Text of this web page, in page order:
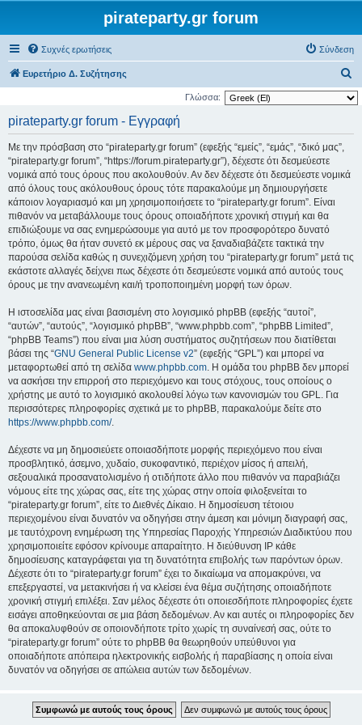
pirateparty.gr forum
Συχνές ερωτήσεις Σύνδεση
Ευρετήριο Δ. Συζήτησης
ν
Γλώσσα:
pirateparty.gr forum - Εγγραφή
Με την πρόσβαση στο “pirateparty.gr forum” (εφεξής “εμείς”, “εμάς”, “δικό μας”,
“pirateparty.gr forum”, “https://forum.pirateparty.gr”), δέχεστε ότι δεσμεύεστε
νομικά από τους όρους που ακολουθούν. Αν δεν δέχεστε ότι δεσμεύεστε νομικά
από όλους τους ακόλουθους όρους τότε παρακαλούμε μη δημιουργήσετε
κάποιον λογαριασμό και μη χρησιμοποιήσετε το “pirateparty.gr forum”. Είναι
πιθανόν να μεταβάλλουμε τους όρους οποιαδήποτε χρονική στιγμή και θα
επιδιώξουμε να σας ενημερώσουμε για αυτό με τον προσφορότερο δυνατό
τρόπο, όμως θα ήταν συνετό εκ μέρους σας να ξαναδιαβάζετε τακτικά την
παρούσα σελίδα καθώς η συνεχιζόμενη χρήση του “pirateparty.gr forum” μετά τις
εκάστοτε αλλαγές δείχνει πως δέχεστε ότι δεσμεύεστε νομικά από αυτούς τους
όρους με την ανανεωμένη και/ή τροποποιημένη μορφή των όρων.
Η ιστοσελίδα μας είναι βασισμένη στο λογισμικό phpBB (εφεξής “αυτοί”,
“αυτών”, “αυτούς”, “λογισμικό phpBB”, “www.phpbb.com”, “phpBB Limited”,
“phpBB Teams”) που είναι μια λύση συστήματος συζητήσεων που διατίθεται
βάσει της “GNU General Public License v2” (εφεξής “GPL”) και μπορεί να
μεταφορτωθεί από τη σελίδα www.phpbb.com. Η ομάδα του phpBB δεν μπορεί
να ασκήσει την επιρροή στο περιεχόμενο και τους στόχους, τους οποίους ο
χρήστης με αυτό το λογισμικό ακολουθεί λόγω των κανονισμών του GPL. Για
περισσότερες πληροφορίες σχετικά με το phpBB, παρακαλούμε δείτε στο
https://www.phpbb.com/.
Δέχεστε να μη δημοσιεύετε οποιασδήποτε μορφής περιεχόμενο που είναι
προσβλητικό, άσεμνο, χυδαίο, συκοφαντικό, περιέχον μίσος ή απειλή,
σεξουαλικά προσανατολισμένο ή οτιδήποτε άλλο που πιθανόν να παραβιάζει
νόμους είτε της χώρας σας, είτε της χώρας στην οποία φιλοξενείται το
“pirateparty.gr forum”, είτε το Διεθνές Δίκαιο. Η δημοσίευση τέτοιου
περιεχομένου είναι δυνατόν να οδηγήσει στην άμεση και μόνιμη διαγραφή σας,
με ταυτόχρονη ενημέρωση της Υπηρεσίας Παροχής Υπηρεσιών Διαδικτύου που
χρησιμοποιείτε εφόσον κρίνουμε απαραίτητο. Η διεύθυνση IP κάθε
δημοσίευσης καταγράφεται για τη δυνατότητα επιβολής των παρόντων όρων.
Δέχεστε ότι το “pirateparty.gr forum” έχει το δικαίωμα να απομακρύνει, να
επεξεργαστεί, να μετακινήσει ή να κλείσει ένα θέμα συζήτησης οποιαδήποτε
χρονική στιγμή επιλέξει. Σαν μέλος δέχεστε ότι οποιεσδήποτε πληροφορίες έχετε
εισάγει αποθηκεύονται σε μια βάση δεδομένων. Αν και αυτές οι πληροφορίες δεν
θα αποκαλυφθούν σε οποιονδήποτε τρίτο χωρίς τη συναίνεσή σας, ούτε το
“pirateparty.gr forum” ούτε το phpBB θα θεωρηθούν υπεύθυνοι για
οποιαδήποτε απόπειρα ηλεκτρονικής εισβολής ή παραβίασης η οποία είναι
δυνατόν να οδηγήσει σε απώλεια αυτών των δεδομένων.